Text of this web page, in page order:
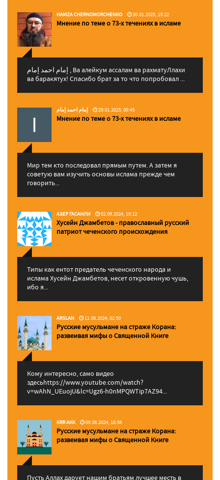
HAMZA CHERNOMORCHENKO 30.01.2025, 15:22
Мнение по теме о 73-х течениях в исламе
إمام احمد إمام , Ва алейкум ассалам ва рахматуЛлахи
ва баракятух! Спасибо брат за то что попробовал ...
إمام احمد إمام 29.01.2025, 00:43
Мнение по теме о 73-х течениях в исламе
Мир тем кто последовал прямым путем. А затем я
советую вам изучить основы ислама прежде чем
говорить...
АЗЕР ГАСАНЛИ 02.09.2024, 19:12
Хусейн Джамбетов - православный русский
патриот чеченского происхождения
Типы как ентот предатель чеченского народа и
ислама Хусейн Джамбетов, несет откровенную чушь,
ибо я...
ARSLAN 11.06.2024, 02:50
Русские мусульмане на страже Корана:
pазвеивая мифы о Священной Книге
Кому интересно, само видео
здесьhttps://www.youtube.com/watch?
v=wAhN_UEuojU&lc=Ugz6-h0nMPQWTip7AZ94...
KRR AKK 09.06.2024, 18:56
Русские мусульмане на страже Корана:
pазвеивая мифы о Священной Книге
Пусть Аллах дарует нашим братьям лучшее месть в